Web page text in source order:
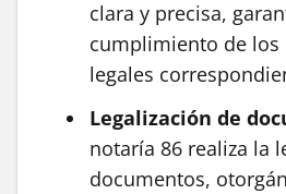
clara y precisa,
cumplimiento de los
legales
Legalización de
notaría 86 realiza la
documentos,